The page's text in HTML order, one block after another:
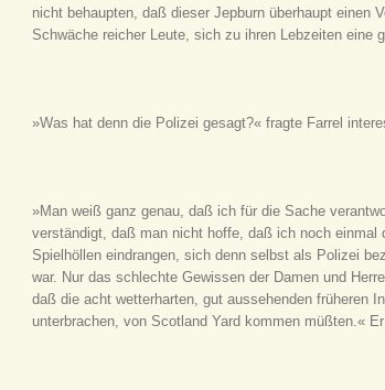
nicht behaupten, daß dieser Jepburn überhaupt einen
Schwäche reicher Leute, sich zu ihren Lebzeiten eine
»Was hat denn die Polizei gesagt?« fragte Farrel
»Man weiß ganz genau, daß ich für die Sache
verständigt, daß man nicht hoffe, daß ich noch
Spielhöllen eindrangen, sich denn selbst als Polizei
war. Nur das schlechte Gewissen der Damen und
daß die acht wetterharten, gut aussehenden früheren
unterbrachen, von Scotland Yard kommen müßten.«